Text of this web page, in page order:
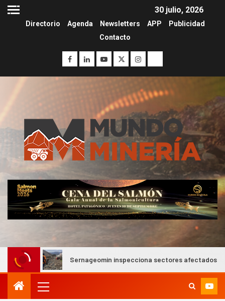
30 julio, 2026
Directorio Agenda Newsletters APP
Publicidad
Contacto
Sernageomin inspecciona sectores afectados por aluviones en